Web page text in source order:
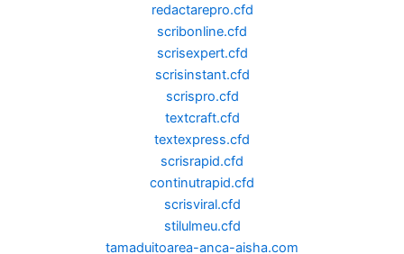
redactarepro.cfd
scribonline.cfd
scrisexpert.cfd
scrisinstant.cfd
scrispro.cfd
textcraft.cfd
textexpress.cfd
scrisrapid.cfd
continutrapid.cfd
scrisviral.cfd
stilulmeu.cfd
tamaduitoarea-anca-aisha.com